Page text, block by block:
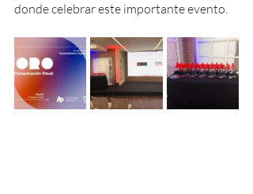
donde celebrar este importante evento.